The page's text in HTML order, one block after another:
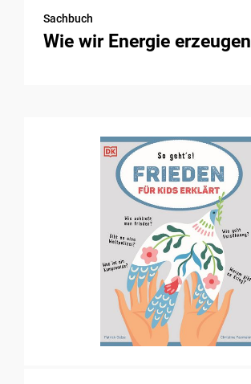
Sachbuch
Wie wir Energie erzeugen